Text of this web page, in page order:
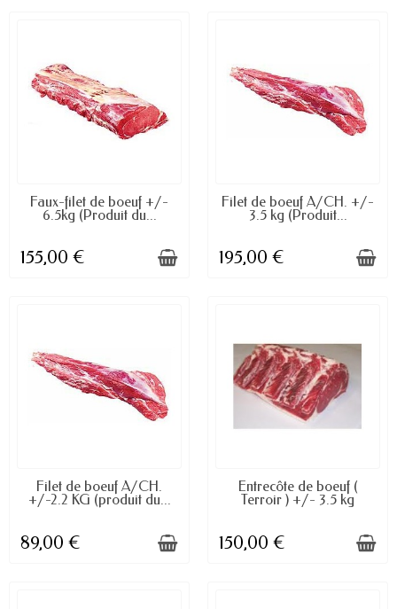
DISPONIBLE
Faux-filet de boeuf +/-
6.5kg (Produit du...
155,00 €
DISPONIBLE À LA COMMANDE
Filet de boeuf A/CH. +/-
3.5 kg (Produit...
195,00 €
DISPONIBLE À LA COMMANDE
Filet de boeuf A/CH.
+/-2.2 KG (produit du...
89,00 €
EN STOCK
Entrecôte de boeuf (
Terroir ) +/- 3.5 kg
150,00 €